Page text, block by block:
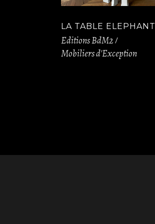
LA TABLE ELEPHANT
Editions BdM2
Mobiliers d'Exception